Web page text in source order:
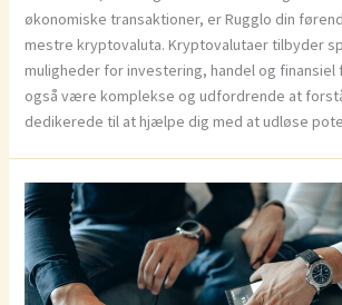
økonomiske transaktioner, er Rugglo din
mestre kryptovaluta. Kryptovalutaer tilbyder
muligheder for investering, handel og finansiel
også være komplekse og udfordrende at
dedikerede til at hjælpe dig med at udløse